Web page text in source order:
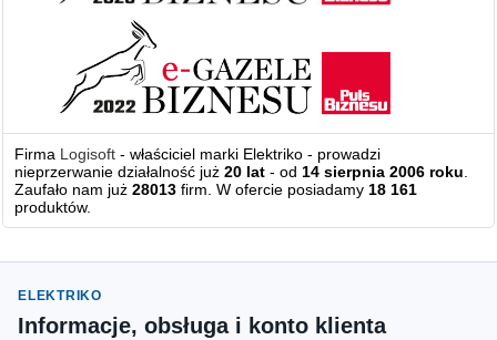
Firma Logisoft - właściciel marki Elektriko - prowadzi
nieprzerwanie działalność już20 lat - od14 sierpnia 2006 roku.
Zaufało nam już28013 firm. W ofercie posiadamy18 161
produktów.
ELEKTRIKO
Informacje, obsługa i konto klienta